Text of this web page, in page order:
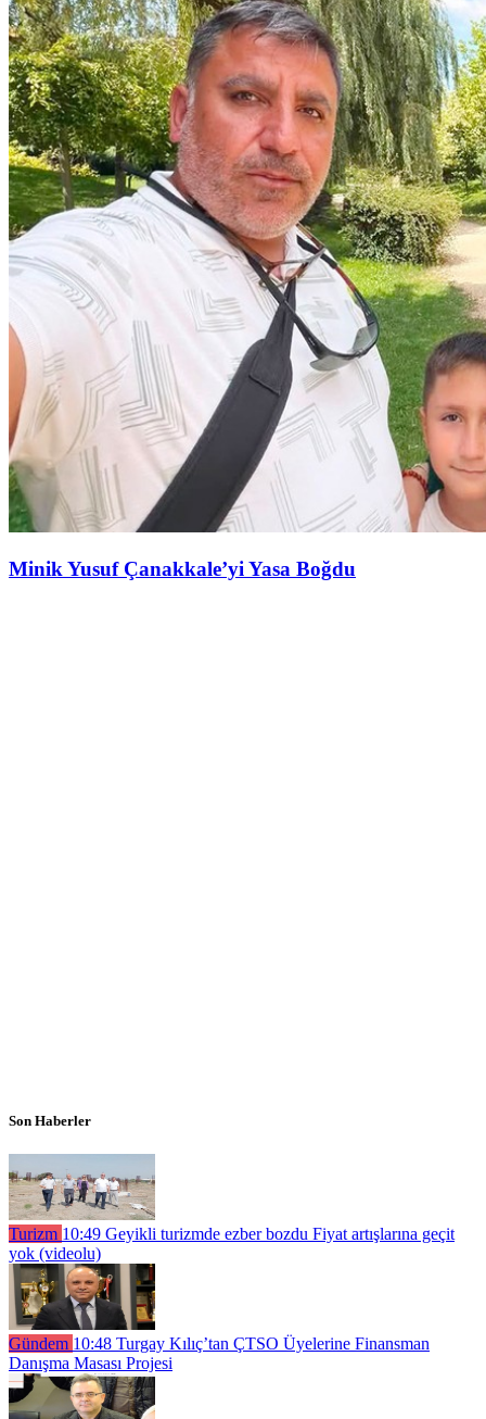
Minik Yusuf Çanakkale’yi Yasa Boğdu
Son Haberler
Turizm 10:49 Geyikli turizmde ezber bozdu Fiyat artışlarına geçit
yok (videolu)
Gündem 10:48 Turgay Kılıç’tan ÇTSO Üyelerine Finansman
Danışma Masası Projesi